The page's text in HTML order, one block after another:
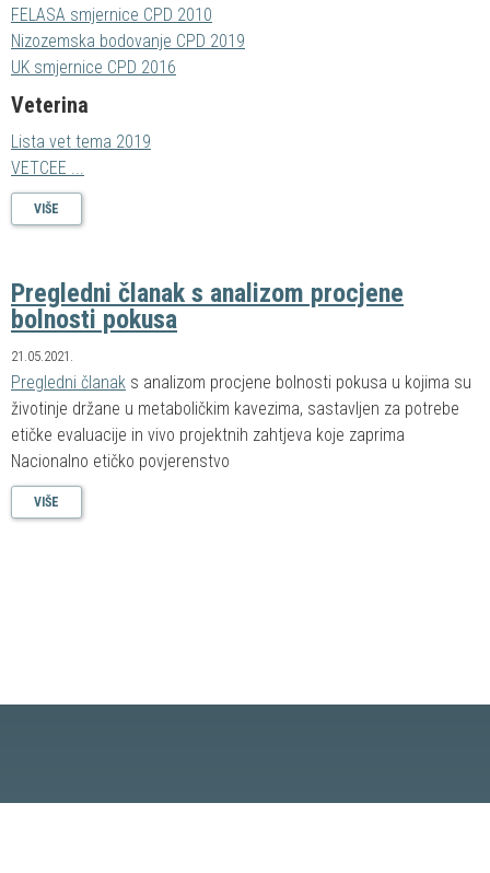
FELASA smjernice CPD 2010
Nizozemska bodovanje CPD 2019
UK smjernice CPD 2016
Veterina
Lista vet tema 2019
VETCEE ...
VIŠE
Pregledni članak s analizom procjene
bolnosti pokusa
21.05.2021.
Pregledni članak s analizom procjene bolnosti pokusa u kojima su
životinje držane u metaboličkim kavezima, sastavljen za potrebe
etičke evaluacije in vivo projektnih zahtjeva koje zaprima
Nacionalno etičko povjerenstvo
VIŠE